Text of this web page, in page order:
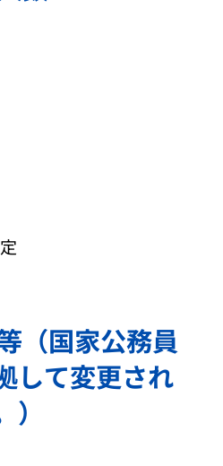
（国家公務員
して変更され